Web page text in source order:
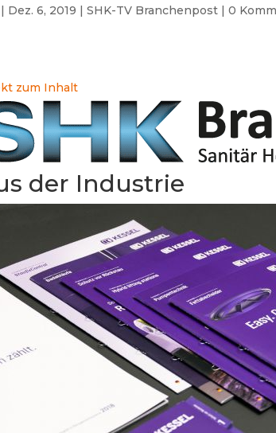
| Dez. 6, 2019 |SHK-TV Branchenpost |0
zum Inhalt
der Industrie